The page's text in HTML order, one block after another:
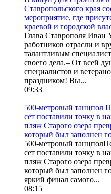
Ставропольского края
мероприятие, где
краевой и городской
Глава Ставрополя Иван
работников отрасли и
талантливым
своего дела.– От всей
специалистов и
праздником! Вы...
09:33
500-метровый танцпол
сет поставили точку в
пляж Старого озера
который был заполнен
500-метровый
сет поставили точку в
пляж Старого озера
который был заполнен
яркий финал самого...
08:15